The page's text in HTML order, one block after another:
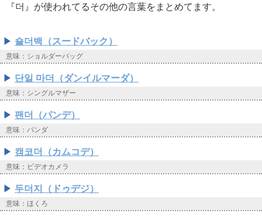
『더』が使われてるその他の言葉をまとめてます。
숄더백（スードバック）
意味：ショルダーバッグ
단일 마더（ダンイルマーダ）
意味：シングルマザー
팬더（パンデ）
意味：パンダ
캠코더（カムコデ）
意味：ビデオカメラ
두더지（ドゥデジ）
意味：ほくろ